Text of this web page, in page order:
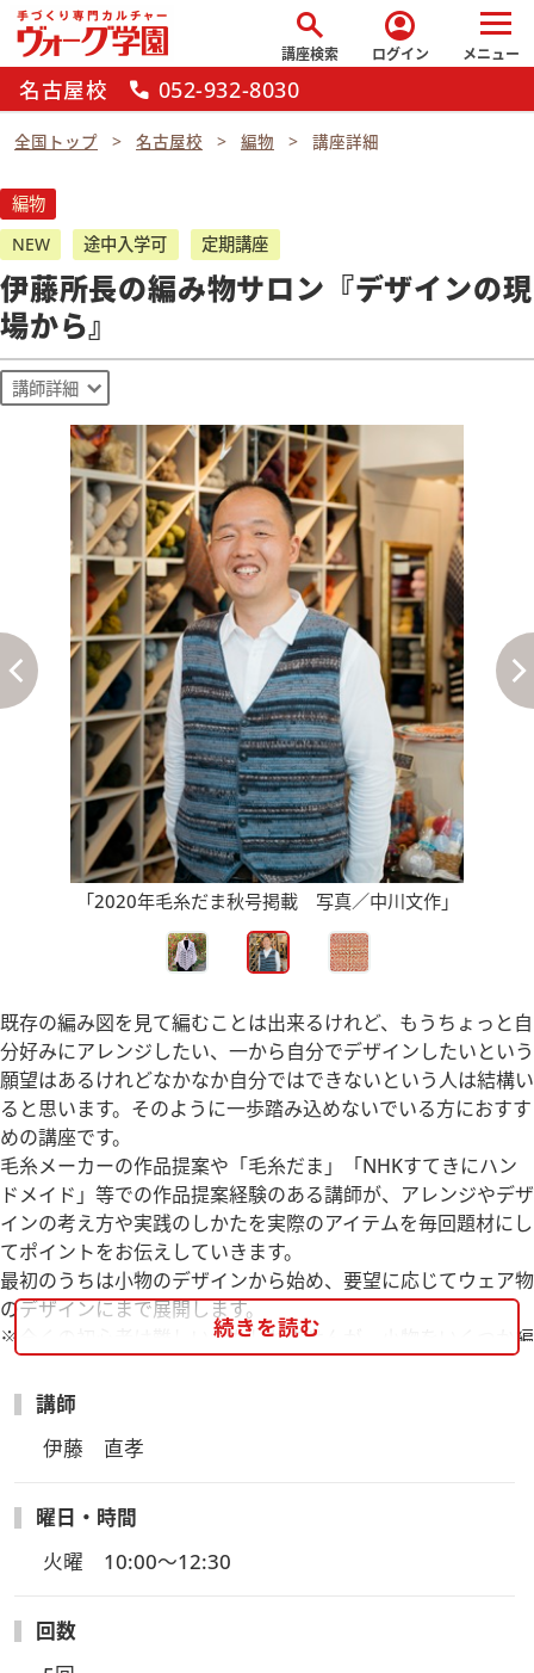
search
講座検索
account_circle
ログイン メニュー
名古屋校 call 052-932-8030
全国トップ 名古屋校 編物 講座詳細
編物
NEW
途中入学可 定期講座
伊藤所長の編み物サロン『デザインの現
場から』
講師詳細
「2020年毛糸だま秋号掲載 写真／中川文作」
既存の編み図を見て編むことは出来るけれど、もうちょっと自
分好みにアレンジしたい、一から自分でデザインしたいという
願望はあるけれどなかなか自分ではできないという人は結構い
ると思います。そのように一歩踏み込めないでいる方におすす
めの講座です。
毛糸メーカーの作品提案や「毛糸だま」「NHKすてきにハン
ドメイド」等での作品提案経験のある講師が、アレンジやデザ
インの考え方や実践のしかたを実際のアイテムを毎回題材にし
てポイントをお伝えしていきます。
最初のうちは小物のデザインから始め、要望に応じてウェア物
のデザインにまで展開します。
※全くの初心者は難しいかもしれませんが、小物をいくつか編
・小物（バッグ、帽子、etc.）のデザインをまずしてみよう
・デザインしたものを原稿に起こし、編み図を書いてみよう
・（要望に応じて）簡単なウェアのデザインもしてみよう
続きを読む
講師
伊藤　直孝
曜日・時間
火曜　10:00～12:30
回数